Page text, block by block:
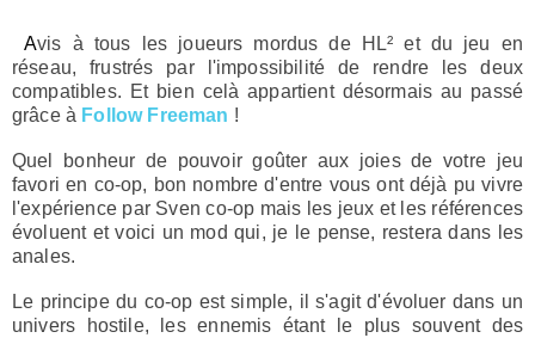
Avis à tous les joueurs mordus de HL² et du jeu en
réseau, frustrés par l'impossibilité de rendre les deux
compatibles. Et bien celà appartient désormais au passé
grâce à Follow Freeman !
Quel bonheur de pouvoir goûter aux joies de votre jeu
favori en co-op, bon nombre d'entre vous ont déjà pu vivre
l'expérience par Sven co-op mais les jeux et les références
évoluent et voici un mod qui, je le pense, restera dans les
anales.
Le principe du co-op est simple, il s'agit d'évoluer dans un
univers hostile, les ennemis étant le plus souvent des